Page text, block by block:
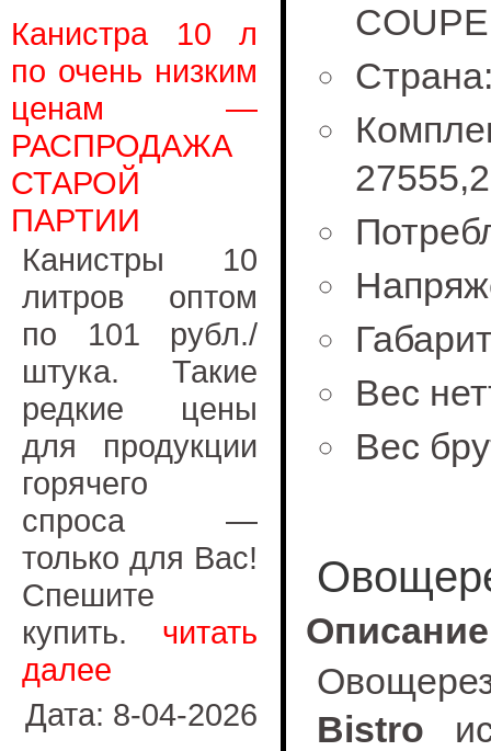
Канистра 10 л
по очень низким
ценам —
РАСПРОДАЖА
СТАРОЙ
ПАРТИИ
Канистры 10
литров оптом
по 101 рубл./
штука. Такие
редкие цены
для продукции
горячего
спроса —
только для Вас!
Спешите
купить. читать
далее
Дата: 8-04-2026
COUPE
Вес
Вес
Описание
Bistro